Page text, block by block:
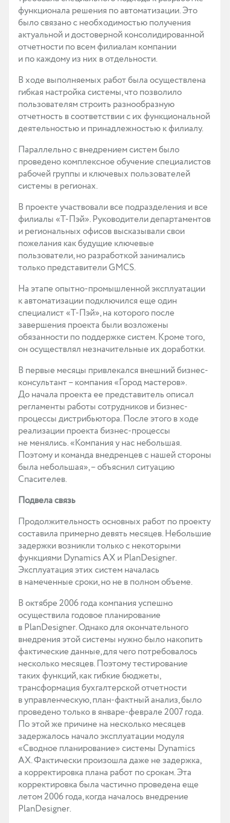
функционала решения по автоматизации. Это
было связано с необходимостью получения
актуальной и достоверной консолидированной
отчетности по всем филиалам компании
и по каждому из них в отдельности.
В ходе выполняемых работ была осуществлена
гибкая настройка системы, что позволило
пользователям строить разнообразную
отчетность в соответствии с их функциональной
деятельностью и принадлежностью к филиалу.
Параллельно с внедрением систем было
проведено комплексное обучение специалистов
рабочей группы и ключевых пользователей
системы в регионах.
В проекте участвовали все подразделения и все
филиалы «Т-Пэй». Руководители департаментов
и региональных офисов высказывали свои
пожелания как будущие ключевые
пользователи, но разработкой занимались
только представители GMCS.
На этапе опытно-промышленной эксплуатации
к автоматизации подключился еще один
специалист «Т-Пэй», на которого после
завершения проекта были возложены
обязанности по поддержке систем. Кроме того,
он осуществлял незначительные их доработки.
В первые месяцы привлекался внешний бизнес-
консультант – компания «Город мастеров».
До начала проекта ее представитель описал
регламенты работы сотрудников и бизнес-
процессы дистрибьютора. После этого в ходе
реализации проекта бизнес-процессы
не менялись. «Компания у нас небольшая.
Поэтому и команда внедренцев с нашей стороны
была небольшая», – объяснил ситуацию
Спасителев.
Подвела связь
Продолжительность основных работ по проекту
составила примерно девять месяцев. Небольшие
задержки возникли только с некоторыми
функциями Dynamics AX и PlanDesigner.
Эксплуатация этих систем началась
в намеченные сроки, но не в полном объеме.
В октябре 2006 года компания успешно
осуществила годовое планирование
в PlanDesigner. Однако для окончательного
внедрения этой системы нужно было накопить
фактические данные, для чего потребовалось
несколько месяцев. Поэтому тестирование
таких функций, как гибкие бюджеты,
трансформация бухгалтерской отчетности
в управленческую, план-фактный анализ, было
проведено только в январе-феврале 2007 года.
По этой же причине на несколько месяцев
задержалось начало эксплуатации модуля
«Сводное планирование» системы Dynamics
AX. Фактически произошла даже не задержка,
а корректировка плана работ по срокам. Эта
корректировка была частично проведена еще
летом 2006 года, когда началось внедрение
PlanDesigner.